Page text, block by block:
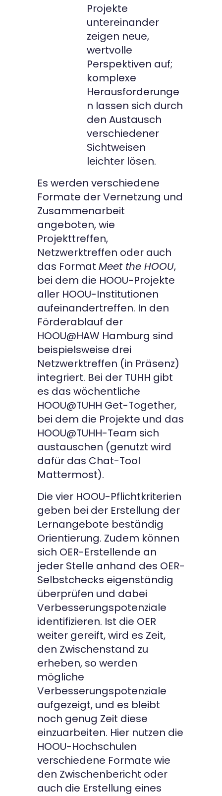
Projekte
untereinander
zeigen neue,
wertvolle
Perspektiven auf;
komplexe
Herausforderunge
n lassen sich durch
den Austausch
verschiedener
Sichtweisen
leichter lösen.
Es werden verschiedene
Formate der Vernetzung und
Zusammenarbeit
angeboten, wie
Projekttreffen,
Netzwerktreffen oder auch
das Format Meet the HOOU,
bei dem die HOOU-Projekte
aller HOOU-Institutionen
aufeinandertreffen. In den
Förderablauf der
HOOU@HAW Hamburg sind
beispielsweise drei
Netzwerktreffen (in Präsenz)
integriert. Bei der TUHH gibt
es das wöchentliche
HOOU@TUHH Get-Together,
bei dem die Projekte und das
HOOU@TUHH-Team sich
austauschen (genutzt wird
dafür das Chat-Tool
Mattermost).
Die vier HOOU-Pflichtkriterien
geben bei der Erstellung der
Lernangebote beständig
Orientierung. Zudem können
sich OER-Erstellende an
jeder Stelle anhand des OER-
Selbstchecks eigenständig
überprüfen und dabei
Verbesserungspotenziale
identifizieren. Ist die OER
weiter gereift, wird es Zeit,
den Zwischenstand zu
erheben, so werden
mögliche
Verbesserungspotenziale
aufgezeigt, und es bleibt
noch genug Zeit diese
einzuarbeiten. Hier nutzen die
HOOU-Hochschulen
verschiedene Formate wie
den Zwischenbericht oder
auch die Erstellung eines